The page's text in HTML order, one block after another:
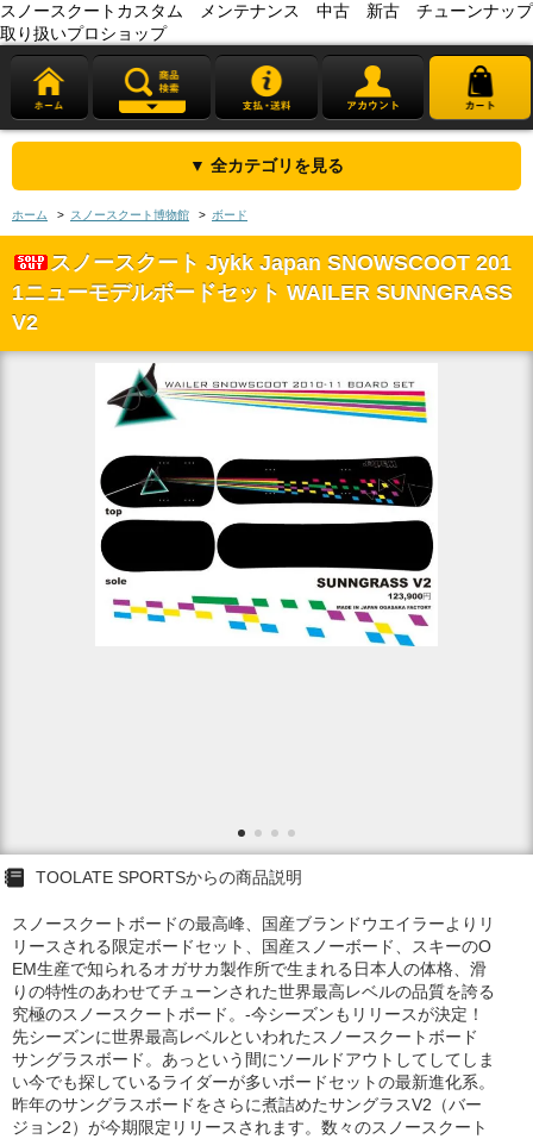
スノースクートカスタム メンテナンス 中古 新古 チューンナップ
取り扱いプロショップ
▼ 全カテゴリを見る
ホーム > スノースクート博物館 > ボード
スノースクート Jykk Japan SNOWSCOOT 201
1ニューモデルボードセット WAILER SUNNGRASS
V2
TOOLATE SPORTSからの商品説明
スノースクートボードの最高峰、国産ブランドウエイラーよりリ
リースされる限定ボードセット、国産スノーボード、スキーのO
EM生産で知られるオガサカ製作所で生まれる日本人の体格、滑
りの特性のあわせてチューンされた世界最高レベルの品質を誇る
究極のスノースクートボード。-今シーズンもリリースが決定！
先シーズンに世界最高レベルといわれたスノースクートボード
サングラスボード。あっという間にソールドアウトしてしてしま
い今でも探しているライダーが多いボードセットの最新進化系。
昨年のサングラスボードをさらに煮詰めたサングラスV2（バー
ジョン2）が今期限定リリースされます。数々のスノースクート